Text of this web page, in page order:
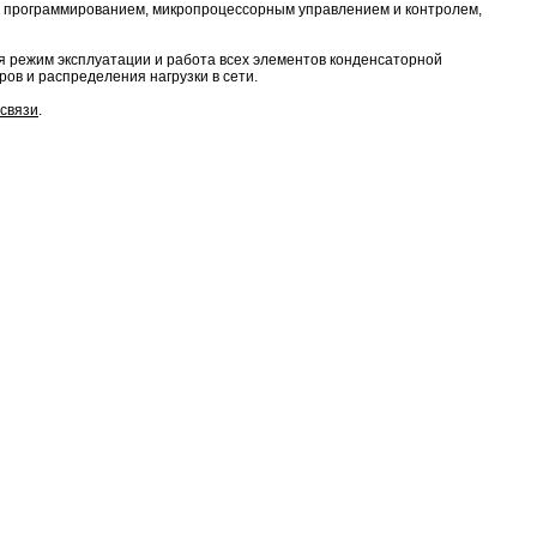
микропроцессорным управлением и контролем,
эксплуатации и работа всех элементов конденсаторной
и распределения нагрузки в сети.
.